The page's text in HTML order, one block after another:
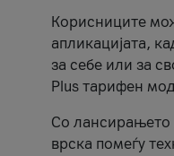
Корисниците
апликацијата,
за себе или за
Plus тарифен
Со лансирањето
врска помеѓу